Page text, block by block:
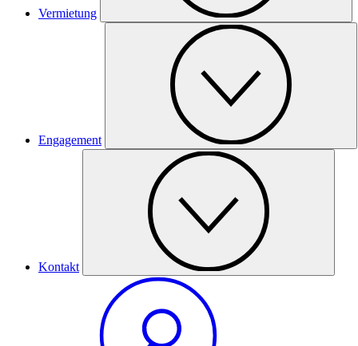
Vermietung
Engagement
Kontakt